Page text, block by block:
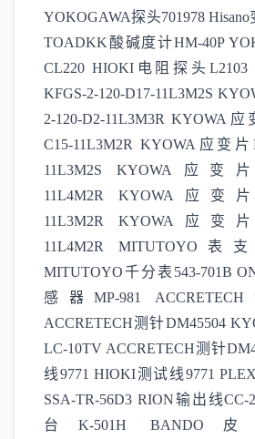
YOKOGAWA探头701978 Hisano
TOADKK酸碱度计HM-40P
CL220 HIOKI电阻探头L2103
KFGS-2-120-D17-11L3M2S
2-120-D2-11L3M3R KYOWA应
C15-11L3M2R KYOWA应变片
11L3M2S KYOWA应变片
11L4M2R KYOWA应变片
11L3M2R KYOWA应变片
11L4M2R MITUTOYO表
MITUTOYO千分表543-701B
感器MP-981
ACCRETECH测针DM45504
LC-10TV ACCRETECH测针
线9771 HIOKI测试线9771
SSA-TR-56D3 RION输出线CC-
台K-501H BANDO皮